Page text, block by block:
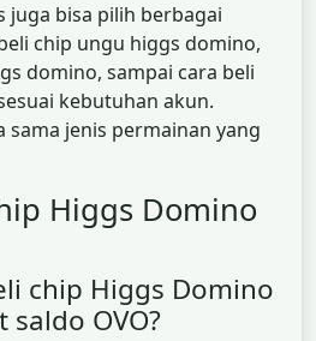
juga bisa pilih berbagai
chip ungu higgs domino,
domino, sampai cara beli
kebutuhan akun.
sama jenis permainan yang
Higgs Domino
chip Higgs Domino
OVO?